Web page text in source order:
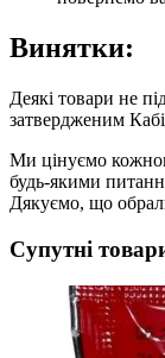
Винятки:
Деякі товари не
затвердженим
Ми цінуємо
будь-якими
Дякуємо, що
Супутні